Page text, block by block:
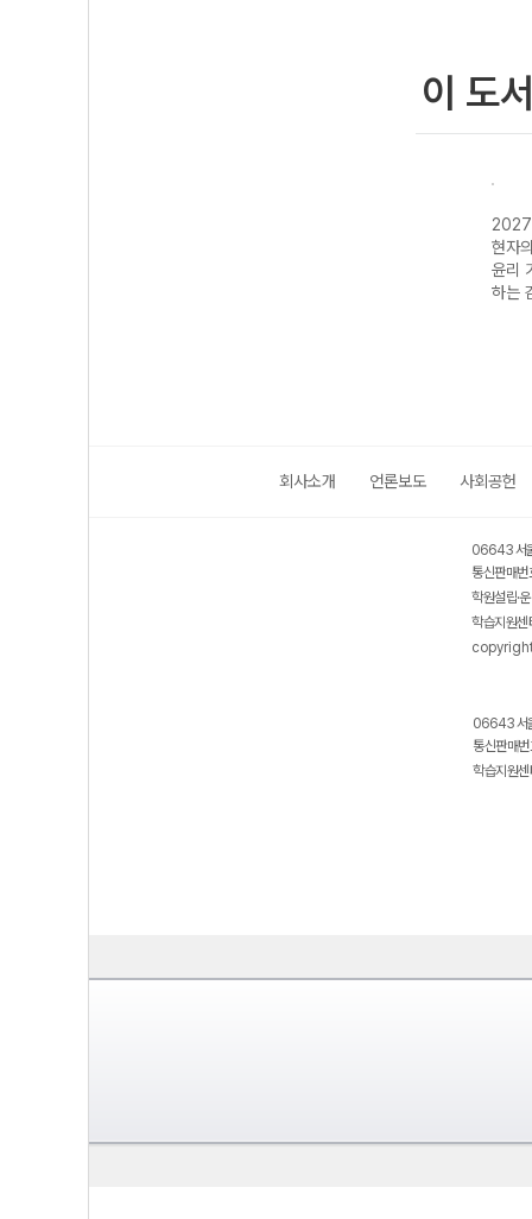
이 도
2027
현자
윤리
하는
회사소개 언론보도 사회공헌
06643 서
통신판매
학원설립·
학습지원
06643 서
통신판매
학습지원